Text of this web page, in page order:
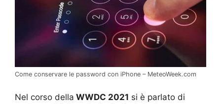
Come conservare le password con iPhone – MeteoWeek.com
Nel corso della WWDC 2021 si è parlato di